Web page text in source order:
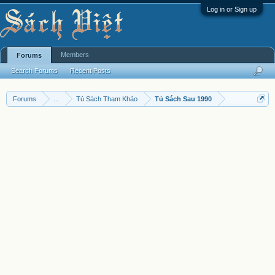
Log in or Sign up
Forums Tủ Sách Tham Khảo Tủ Sách Sau 1990
Forums
Search Forums Recent Posts
Members